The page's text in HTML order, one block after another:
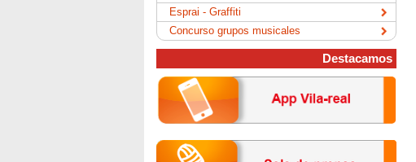
Esprai - Graffiti
Concurso grupos musicales
Destacamos